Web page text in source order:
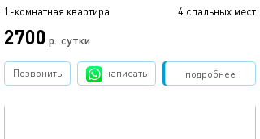
1-комнатная квартира 4 спальных мест
2700 р. сутки
подробнее
Позвонить написать Забронировать